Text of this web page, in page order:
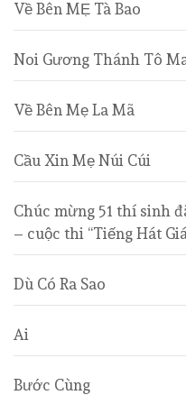
Về Bên MẸ Tà Bao
Noi Gương Thánh Tô
Về Bên Mẹ La Mã
Cầu Xin Mẹ Núi Cúi
Chúc mừng 51 thí sinh
– cuộc thi “Tiếng Hát
Dù Có Ra Sao
Ai
Bước Cùng